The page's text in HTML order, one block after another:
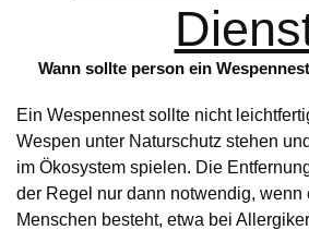
Wann sollte person ein
Ein Wespennest sollte nicht
Wespen unter Naturschutz stehen
im Ökosystem spielen. Die
der Regel nur dann notwendig, wenn
Menschen besteht, etwa bei